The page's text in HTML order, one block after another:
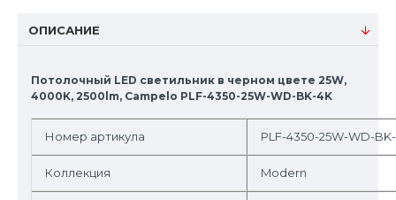
ОПИСАНИЕ
Потолочный LED светильник в черном цвете 25W,
4000K, 2500lm, Campelo PLF-4350-25W-WD-BK-4K
Номер артикула PLF-4350-25W-WD-
Коллекция Modern